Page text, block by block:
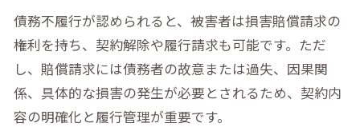
債務不履行が認められると、被害者は損害賠償請求の
権利を持ち、契約解除や履行請求も可能です。ただ
し、賠償請求には債務者の故意または過失、因果関
係、具体的な損害の発生が必要とされるため、契約内
容の明確化と履行管理が重要です。